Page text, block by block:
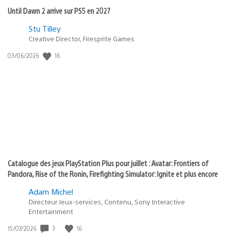
Until Dawn 2 arrive sur PS5 en 2027
Postée
:
Stu Tilley
Creative Director, Firesprite Games
Date
03/06/2026 16
Catalogue des jeux PlayStation Plus pour juillet : Avatar: Frontiers of
Pandora, Rise of the Ronin, Firefighting Simulator: Ignite et plus encore
Adam Michel
Directeur Jeux-services, Contenu, Sony Interactive
Entertainment
Date
15/07/2026 3 16